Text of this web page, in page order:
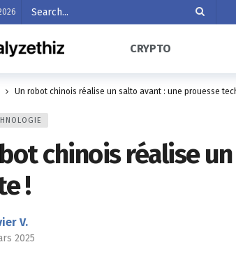
CRYPTO
Un robot chinois réalise un salto avant : une prouesse
chinois réalise
!
V.
2025